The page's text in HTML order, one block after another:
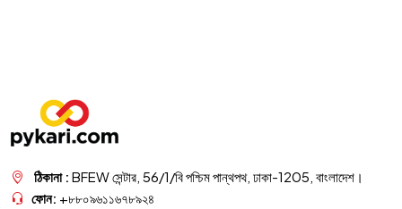
ঠিকানা : BFEW সেন্টার, 56/1/বি পশ্চিম পান্থপথ, ঢাকা-1205, বাংলাদেশ।
ফোন: +৮৮০৯৬১১৬৭৮৯২৪